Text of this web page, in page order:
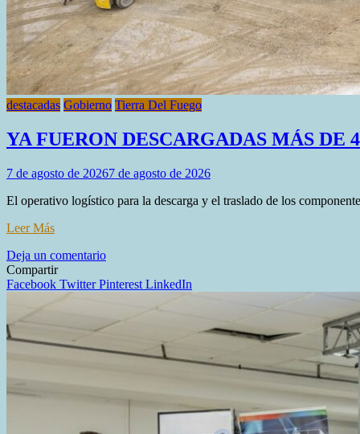
destacadas Gobierno Tierra Del Fuego
YA FUERON DESCARGADAS MÁS DE
7 de agosto de 20267 de agosto de 2026
El operativo logístico para la descarga y el traslado de los
Leer Más
Deja un comentarioen
FUERON
DE
TONELADAS
PARA
Compartir
Facebook TwitterPinterest LinkedIn